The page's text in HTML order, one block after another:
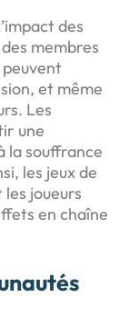
des
membres
peuvent
et même
Les
une
la souffrance
les jeux de
joueurs
en chaîne